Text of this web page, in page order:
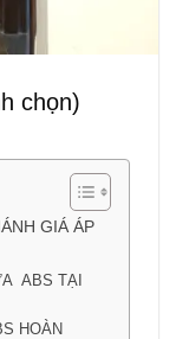
chọn)
GIÁ ÁP
ABS TẠI
HOÀN